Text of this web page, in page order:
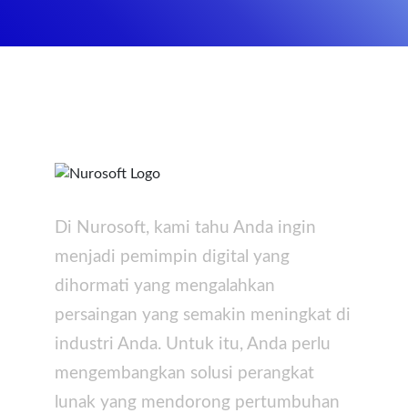
Di Nurosoft, kami tahu Anda ingin
menjadi pemimpin digital yang
dihormati yang mengalahkan
persaingan yang semakin meningkat di
industri Anda. Untuk itu, Anda perlu
mengembangkan solusi perangkat
lunak yang mendorong pertumbuhan